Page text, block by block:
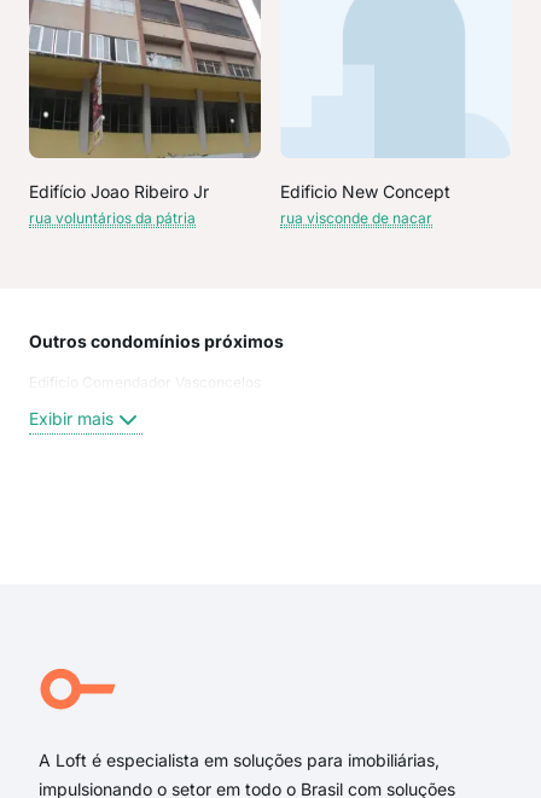
Edifício Joao Ribeiro Jr
rua voluntários da pátria
Edificio New Concept
rua visconde de nacar
Outros condomínios próximos
Edificio Comendador Vasconcelos
Exibir mais
A Loft é especialista em soluções para imobiliárias,
impulsionando o setor em todo o Brasil com soluções